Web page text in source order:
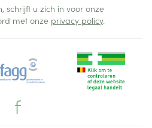
schrijft u zich in voor onze
met onze privacy policy.